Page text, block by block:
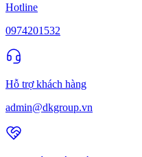
Hotline
0974201532
Hỗ trợ khách hàng
admin@dkgroup.vn